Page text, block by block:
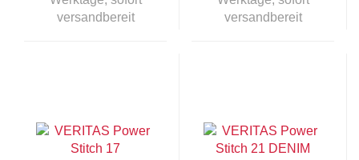
versandbereit
versandbereit